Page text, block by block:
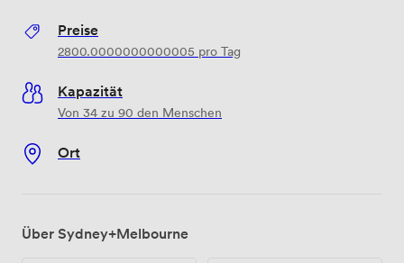
Preise
2800.0000000000005 pro Tag
Kapazität
Von 34 zu 90 den Menschen
Ort
Über Sydney+Melbourne